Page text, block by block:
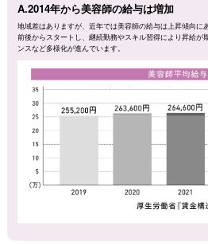
A.2014年から美容師の給与は増加
地域差はありますが、近年では美容師の給与は上昇傾向に
前後からスタートし、継続勤務やスキル習得により昇給が
ンスなど多様化が進んでいます。